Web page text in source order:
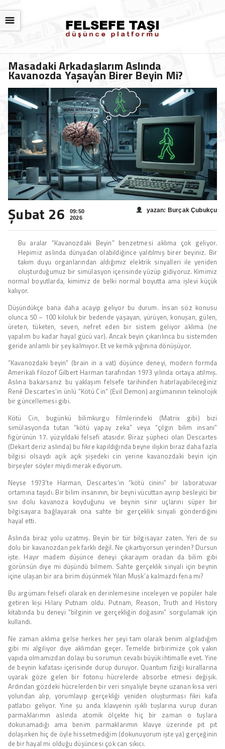
☰
Masadaki Arkadaşlarım Aslında
Kavanozda Yaşayan Birer Beyin Mi?
Şubat 26
09:50
2026
yazan: Burçak Çubukçu
Bu aralar “Kavanozdaki Beyin” benzetmesi aklıma çok geliyor.
Hepimiz aslında dünyadan olabildiğince yalıtılmış birer beyiniz. Bir
takım duyu organlarından aldığımız elektrik sinyalleri ile yeniden
oluşturduğumuz bir simülasyon içerisinde yüzüp gidiyoruz. Kimimiz
normal boyutlarda, kimimiz de belki normal boyutta ama işlevi küçük
kalıyor.
Düşündükçe bana daha acayip geliyor bu durum. İnsan söz konusu
olunca 50 – 100 kiloluk bir bedende yaşayan, yürüyen, konuşan, gülen,
üreten, tüketen, seven, nefret eden bir sistem geliyor aklıma (ne
yapalım bu kadar hayal gücü var). Ancak beyin çıkarılınca bu sistemden
geride anlamlı bir şey kalmıyor. Et ve kemik yığınına dönüşüyor.
“Kavanozdaki beyin” (brain in a vat) düşünce deneyi, modern formda
Amerikalı filozof Gilbert Harman tarafından 1973 yılında ortaya atılmış.
Aslına bakarsanız bu yaklaşım felsefe tarihinden hatırlayabileceğiniz
René Descartes’ın ünlü “Kötü Cin” (Evil Demon) argümanının teknolojik
bir güncellemesi gibi.
Kötü Cin, bugünkü bilimkurgu filmlerindeki (Matrix gibi) bizi
simülasyonda tutan “kötü yapay zeka” veya “çılgın bilim insanı”
figürünün 17. yüzyıldaki felsefi atasıdır. Biraz şüpheci olan Descartes
(Dekart deriz aslında) bu fikre kapıldığında beyne ilişkin biraz daha fazla
bilgisi olsaydı açık açık şişedeki cin yerine kavanozdaki beyin için
birşeyler söyler miydi merak ediyorum.
Neyse 1973’te Harman, Descartes’ın “kötü cinini” bir laboratuvar
ortamına taşıdı. Bir bilim insanının, bir beyni vücuttan ayırıp besleyici bir
sıvı dolu kavanoza koyduğunu ve beynin sinir uçlarını süper bir
bilgisayara bağlayarak ona sahte bir gerçeklik sinyali gönderdiğini
hayal etti.
Aslında biraz yolu uzatmış. Beyin bir tür bilgisayar zaten. Yeri de su
dolu bir kavanozdan pek farklı değil. Ne çıkartıyorsun yerinden? Dursun
işte. Hayır madem düşünce deneyi çıkarayım oradan da bilim gibi
görünsün diye mi düşündü bilmem. Sahte gerçeklik sinyali için beynin
içine ulaşan bir ara birim düşünmek Yılan Musk’a kalmazdı fena mı?
Bu argümanı felsefi olarak en derinlemesine inceleyen ve popüler hale
getiren kişi Hilary Putnam oldu. Putnam, Reason, Truth and History
kitabında bu deneyi “bilginin ve gerçekliğin doğasını” sorgulamak için
kullandı.
Ne zaman aklıma gelse herkes her şeyi tam olarak benim algıladığım
gibi mi algılıyor diye aklımdan geçer. Temelde birbirimize çok yakın
yapıda olmamızdan dolayı bu sorumun cevabı büyük ihtimalle evet. Yine
de beynin kafatası içerisinde durup duruyor. Quantum fiziği kurallarına
uyarak göze gelen bir fotonu hücrelerde absorbe etmesi değişik.
Ardından gözdeki hücrelerden bir veri sinyaliyle beyne uzanan kısa veri
yolundan alıp, yorumlayıp gerçekliği yeniden oluşturması fikri kafa
patlatıcı geliyor. Yine şu anda klavyenin ışıklı tuşlarına vurup duran
parmaklarımın aslında atomik ölçekte hiç bir zaman o tuşlara
dokunamadığı ama benim parmaklarımın klavye üzerinde pıt pıt
dolaşırken hiç de öyle hissetmediğim (dokunuyorum işte ya) gerçeğinin
de bir hayal mi olduğu düşüncesi çok can sıkıcı.